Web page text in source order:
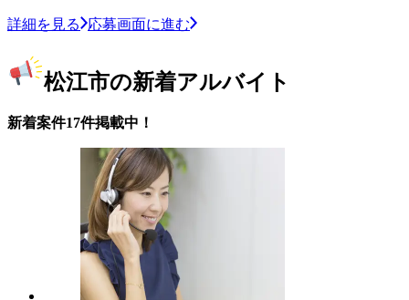
詳細を見る 応募画面に進む
松江市の新着アルバイト
新着案件17件掲載中！